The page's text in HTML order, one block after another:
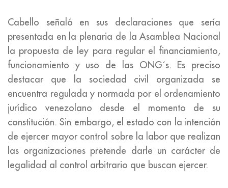
Cabello señaló en sus declaraciones que sería
presentada en la plenaria de la Asamblea Nacional
la propuesta de ley para regular el financiamiento,
funcionamiento y uso de las ONG´s. Es preciso
destacar que la sociedad civil organizada se
encuentra regulada y normada por el ordenamiento
jurídico venezolano desde el momento de su
constitución. Sin embargo, el estado con la intención
de ejercer mayor control sobre la labor que realizan
las organizaciones pretende darle un carácter de
legalidad al control arbitrario que buscan ejercer.